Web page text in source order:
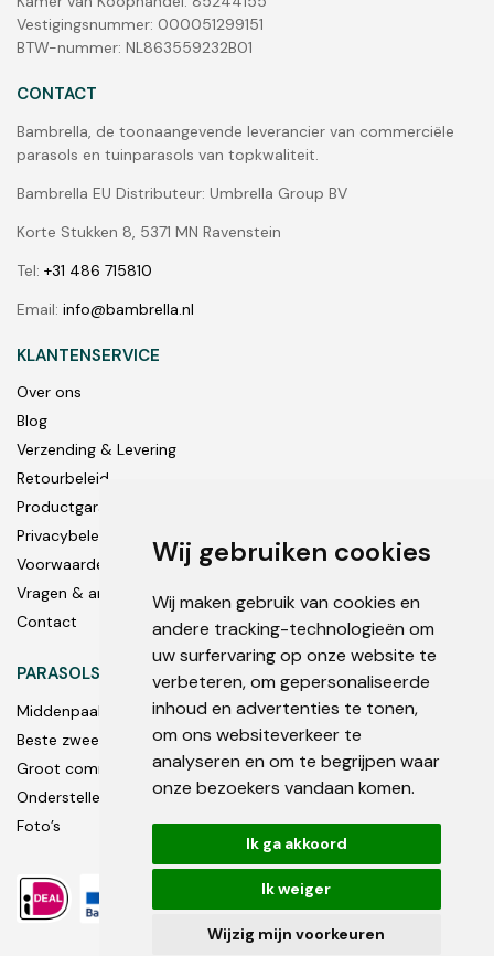
Wij gebruiken cookies
Wij maken gebruik van cookies en
andere tracking-technologieën om
uw surfervaring op onze website te
verbeteren, om gepersonaliseerde
inhoud en advertenties te tonen,
om ons websiteverkeer te
analyseren en om te begrijpen waar
onze bezoekers vandaan komen.
Ik ga akkoord
Ik weiger
Wijzig mijn voorkeuren
Vestigingsnummer: 000051299151
BTW-nummer: NL863559232B01
CONTACT
Bambrella, de toonaangevende leverancier van commerciële
parasols en tuinparasols van topkwaliteit.
Bambrella EU Distributeur: Umbrella Group BV
Korte Stukken 8, 5371 MN Ravenstein
Tel: +31 486 715810
Email: info@bambrella.nl
KLANTENSERVICE
Over ons
Blog
Verzending & Levering
Retourbeleid
Productgarantie
Privacybeleid
Voorwaarden
Vragen & antwoorden
Contact
PARASOLS
Middenpaal
Beste zweef parasols
Groot commercieel
Onderstellen en accessoires
Foto’s